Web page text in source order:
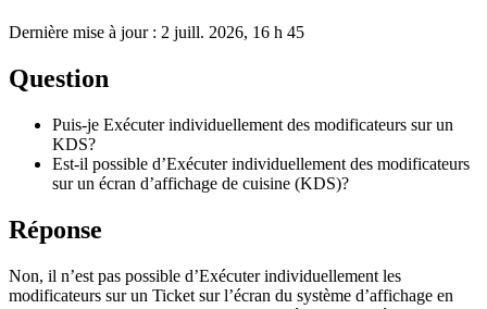
Dernière mise à jour : 2 juill. 2026, 16 h 45
Question
Puis-je Exécuter individuellement des modificateurs sur un
KDS?
Est-il possible d’Exécuter individuellement des modificateurs
sur un écran d’affichage de cuisine (KDS)?
Réponse
Non, il n’est pas possible d’Exécuter individuellement les
modificateurs sur un Ticket sur l’écran du système d’affichage en